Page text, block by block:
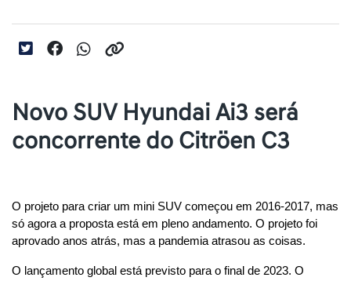
Novo SUV Hyundai Ai3 será
concorrente do Citröen C3
O projeto para criar um mini SUV começou em 2016-2017, mas
só agora a proposta está em pleno andamento. O projeto foi
aprovado anos atrás, mas a pandemia atrasou as coisas.
O lançamento global está previsto para o final de 2023. O